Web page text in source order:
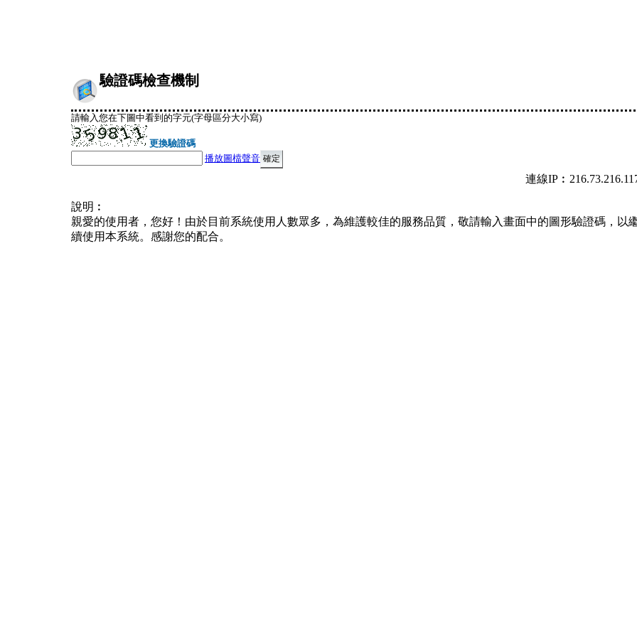
驗證碼檢查機制
請輸入您在下圖中看到的字元(字母區分大小寫)
更換驗證碼
播放圖檔聲音
連線
說明︰
親愛的使用者，您好！由於目前系統使用人數眾多，為維護較佳的服務品質，敬請輸入畫面中的圖形驗證碼，以
續使用本系統。感謝您的配合。